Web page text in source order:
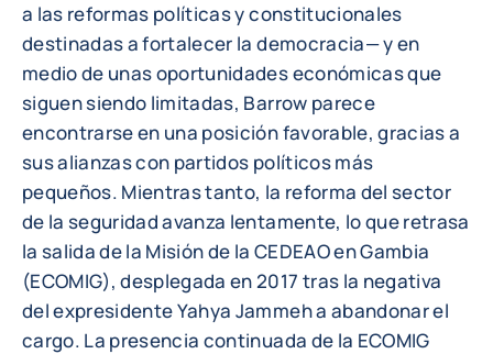
a las reformas políticas y constitucionales
destinadas a fortalecer la democracia— y en
medio de unas oportunidades económicas que
siguen siendo limitadas, Barrow parece
encontrarse en una posición favorable, gracias a
sus alianzas con partidos políticos más
pequeños. Mientras tanto, la reforma del sector
de la seguridad avanza lentamente, lo que retrasa
la salida de la Misión de la CEDEAO en Gambia
(ECOMIG), desplegada en 2017 tras la negativa
del expresidente Yahya Jammeh a abandonar el
cargo. La presencia continuada de la ECOMIG